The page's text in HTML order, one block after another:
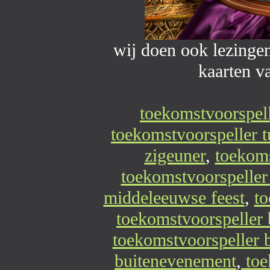
wij doen ook
kaarten
toekomstvoorspeller
zigeuner,
middeleeuwse feest,
toekomstvoorspeller
toekomstvoorspeller
buitenevenement,